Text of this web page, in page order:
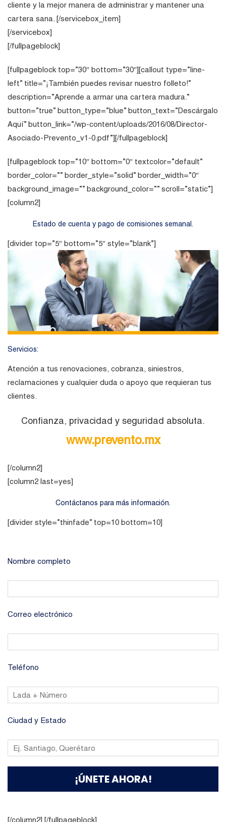
cliente y la mejor manera de administrar y mantener una
cartera sana. [/servicebox_item]
[/servicebox]
[/fullpageblock]
[fullpageblock top=”30″ bottom=”30″][callout type=”line-
left” title=”¡También puedes revisar nuestro folleto!”
description=”Aprende a armar una cartera madura.”
button=”true” button_type=”blue” button_text=”Descárgalo
Aquí” button_link=”/wp-content/uploads/2016/08/Director-
Asociado-Prevento_v1-0.pdf”][/fullpageblock]
[fullpageblock top=”10″ bottom=”0″ textcolor=”default”
border_color=”” border_style=”solid” border_width=”0″
background_image=”” background_color=”” scroll=”static”]
[column2]
Estado de cuenta y pago de comisiones semanal.
[divider top=”5″ bottom=”5″ style=”blank”]
Servicios:
Atención a tus renovaciones, cobranza, siniestros,
reclamaciones y cualquier duda o apoyo que requieran tus
clientes.
Confianza, privacidad y seguridad absoluta.
www.prevento.mx
[/column2]
[column2 last=yes]
Contáctanos para más información.
[divider style=”thinfade” top=10 bottom=10]
Nombre completo
Correo electrónico
Teléfono
Ciudad y Estado
[/column2] [/fullpageblock]